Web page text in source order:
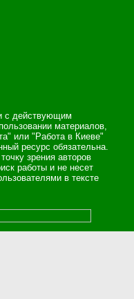
с действующим
материалов,
или "Работа в Киеве"
ресурс обязательна.
зрения авторов
работы и не несет
в тексте